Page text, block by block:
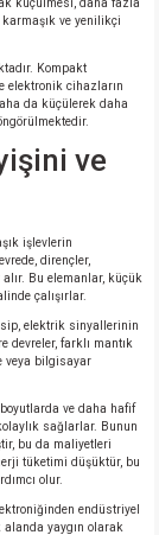
küçülmesi, daha fazla
ve yenilikçi
Kompakt
elektronik cihazların
da küçülerek daha
ve
işlevlerin
dirençler,
Bu elemanlar, küçük
çalışırlar.
elektrik sinyallerinin
devreler, farklı mantık
veya bilgisayar
ve daha hafif
sağlarlar. Bunun
bu da maliyetleri
tüketimi düşüktür, bu
olur.
endüstriyel
yaygın olarak